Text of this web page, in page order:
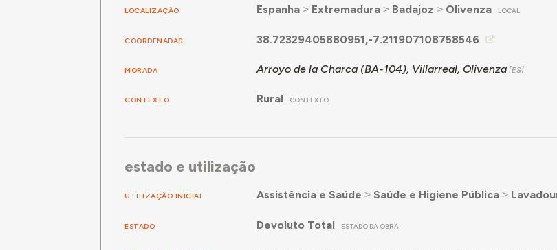
LOCALIZAÇÃO Espanha˃ Extremadura˃ Badajoz ˃ Olivenza LOCAL
COORDENADAS 38.72329405880951,-7.211907108758546
MORADA Arroyo de la Charca (BA-104), Villarreal, Olivenza
CONTEXTO Rural CONTEXTO
estado e utilização
UTILIZAÇÃO INICIAL Assistência e Saúde ˃ Saúde e Higiene Pública˃
ESTADO Devoluto Total ESTADO DA OBRA